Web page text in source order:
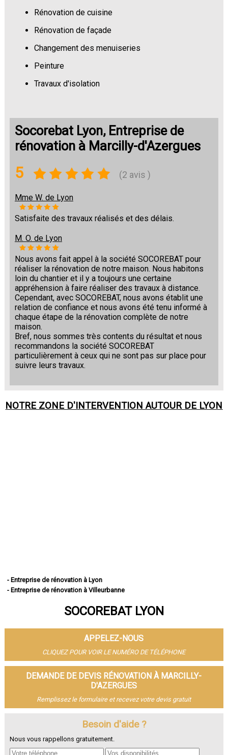
Rénovation de cuisine
Rénovation de façade
Changement des menuiseries
Peinture
Travaux d'isolation
Socorebat Lyon, Entreprise de
rénovation à Marcilly-d'Azergues
5 (2 avis )
Mme W. de Lyon
Satisfaite des travaux réalisés et des délais.
M. O. de Lyon
Nous avons fait appel à la société SOCOREBAT pour
réaliser la rénovation de notre maison. Nous habitons
loin du chantier et il y a toujours une certaine
appréhension à faire réaliser des travaux à distance.
Cependant, avec SOCOREBAT, nous avons établit une
relation de confiance et nous avons été tenu informé à
chaque étape de la rénovation complète de notre
maison.
Bref, nous sommes très contents du résultat et nous
recommandons la société SOCOREBAT
particulièrement à ceux qui ne sont pas sur place pour
suivre leurs travaux.
NOTRE ZONE D'INTERVENTION AUTOUR DE LYON
- Entreprise de rénovation à Lyon
- Entreprise de rénovation à Villeurbanne
- Entreprise de rénovation à Saint-Priest
- Entreprise de rénovation à Vaulx-en-Velin
- Entreprise de rénovation à Bron
- Entreprise de rénovation à Villefranche-sur-Saône
- Entreprise de rénovation à Rillieux-la-Pape
- Entreprise de rénovation à Meyzieu
- Entreprise de rénovation à Oullins
- Entreprise de rénovation à Sainte-Foy-lès-Lyon
- Entreprise de rénovation à Givors
- Entreprise de rénovation à Écully
- Entreprise de rénovation à Saint-Fons
SOCOREBAT LYON
APPELEZ-NOUS
CLIQUEZ POUR VOIR LE NUMÉRO DE TÉLÉPHONE
DEMANDE DE DEVIS RÉNOVATION À MARCILLY-
D'AZERGUES
Remplissez le formulaire et recevez votre devis gratuit
Besoin d'aide ?
Nous vous rappellons gratuitement.